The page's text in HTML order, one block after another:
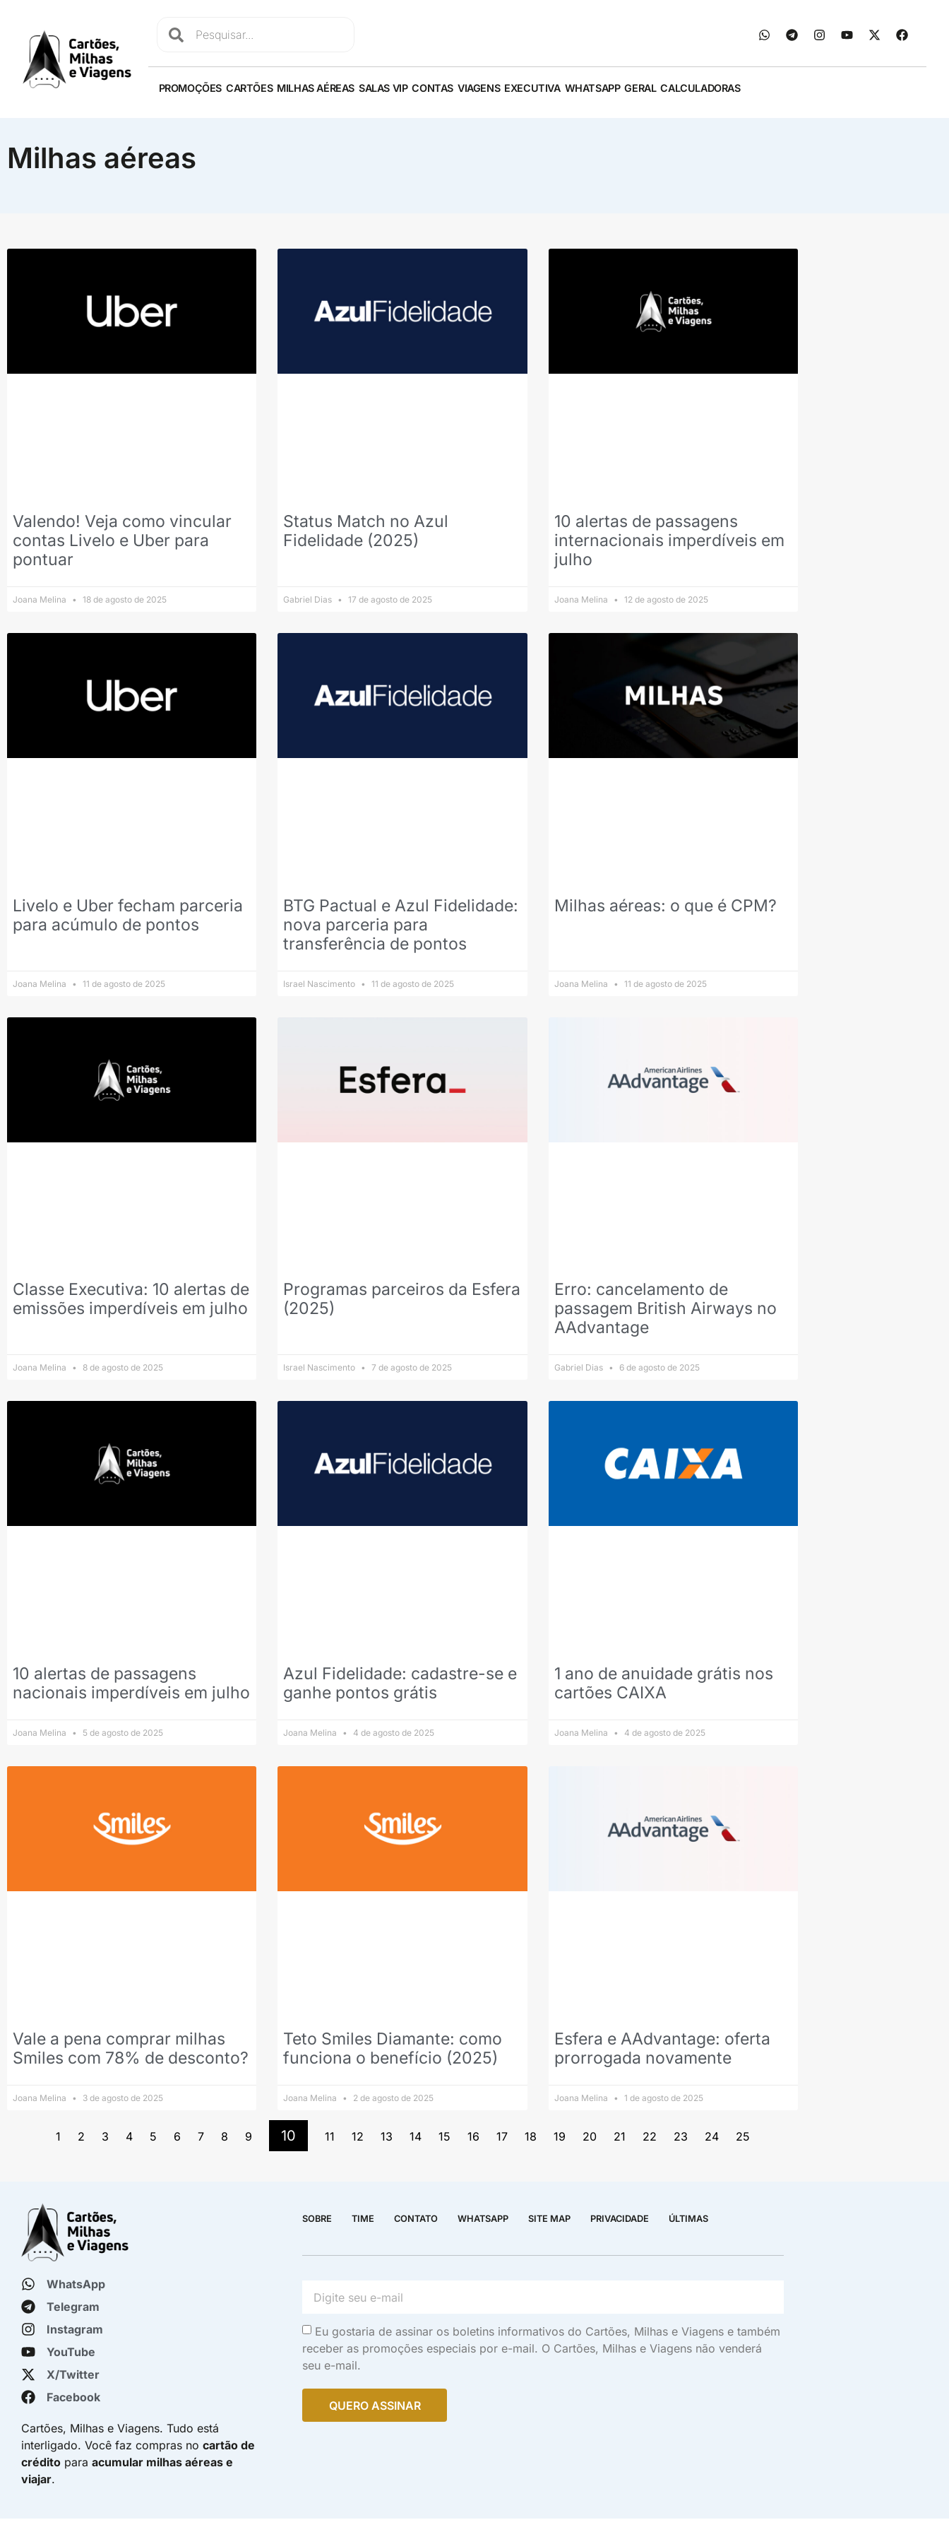
PROMOÇÕES CARTÕES MILHAS AÉREAS SALAS VIP CONTAS VIAGENS EXECUTIVA WHATSAPP GERAL CALCULADORAS
Milhas aéreas
Valendo! Veja como vincular
contas Livelo e Uber para
pontuar
Joana Melina 18 de agosto de 2025
Status Match no Azul
Fidelidade (2025)
Gabriel Dias 17 de agosto de 2025
10 alertas de passagens
internacionais imperdíveis em
julho
Joana Melina 12 de agosto de 2025
Livelo e Uber fecham parceria
para acúmulo de pontos
Joana Melina 11 de agosto de 2025
BTG Pactual e Azul Fidelidade:
nova parceria para
transferência de pontos
Israel Nascimento 11 de agosto de 2025
Milhas aéreas: o que é CPM?
Joana Melina 11 de agosto de 2025
Classe Executiva: 10 alertas de
emissões imperdíveis em julho
Joana Melina 8 de agosto de 2025
Programas parceiros da Esfera
(2025)
Israel Nascimento 7 de agosto de 2025
Erro: cancelamento de
passagem British Airways no
AAdvantage
Gabriel Dias 6 de agosto de 2025
10 alertas de passagens
nacionais imperdíveis em julho
Joana Melina 5 de agosto de 2025
Azul Fidelidade: cadastre-se e
ganhe pontos grátis
Joana Melina 4 de agosto de 2025
1 ano de anuidade grátis nos
cartões CAIXA
Joana Melina 4 de agosto de 2025
Vale a pena comprar milhas
Smiles com 78% de desconto?
Joana Melina 3 de agosto de 2025
Teto Smiles Diamante: como
funciona o benefício (2025)
Joana Melina 2 de agosto de 2025
Esfera e AAdvantage: oferta
prorrogada novamente
Joana Melina 1 de agosto de 2025
1 2 3 4 5 6 7 8 9 10 11 12 13 14 15 16 17 18 19 20 21 22 23 24 25
WhatsApp
Telegram
Instagram
YouTube
X/Twitter
Facebook
Cartões, Milhas e Viagens. Tudo está
interligado. Você faz compras no cartão de
crédito para acumular milhas aéreas e
viajar.
SOBRE TIME CONTATO WHATSAPP SITE MAP PRIVACIDADE ÚLTIMAS
Eu gostaria de assinar os boletins informativos do Cartões, Milhas e Viagens e também
receber as promoções especiais por e-mail. O Cartões, Milhas e Viagens não venderá
seu e-mail.
QUERO ASSINAR